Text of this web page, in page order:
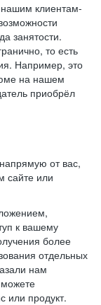
клиентам-
занятости.
то есть
Например, это
на нашем
приобрёл
от вас,
сайте или
к вашему
более
отдельных
нам
можете
или продукт.